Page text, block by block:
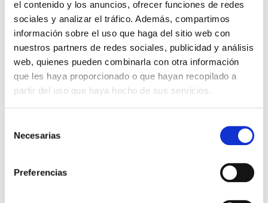
el contenido y los anuncios, ofrecer funciones de redes
sociales y analizar el tráfico. Además, compartimos
información sobre el uso que haga del sitio web con
nuestros partners de redes sociales, publicidad y análisis
web, quienes pueden combinarla con otra información
que les haya proporcionado o que hayan recopilado a
partir del uso que haya hecho de sus servicios.
Necesarias
Preferencias
compraron
RVR60 Tapa Dura con índice
RVR60 dos tonos marron